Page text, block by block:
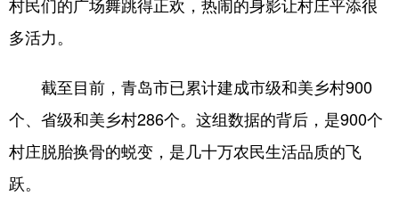
多活力。
截至目前，青岛市已累计建成市级和美乡村900
个、省级和美乡村286个。这组数据的背后，是900个
村庄脱胎换骨的蜕变，是几十万农民生活品质的飞
跃。